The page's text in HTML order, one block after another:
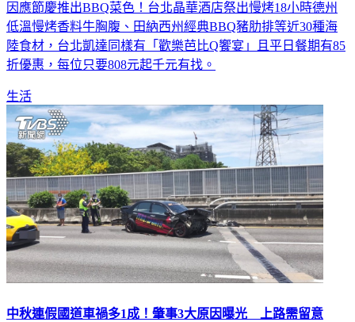
因應節慶推出BBQ菜色！台北晶華酒店祭出慢烤18小時德州
低溫慢烤香料牛胸腹、田納西州經典BBQ豬肋排等近30種海
陸食材，台北凱達同樣有「歡樂芭比Q饗宴」且平日餐期有85
折優惠，每位只要808元起千元有找。
生活
中秋連假國道車禍多1成！肇事3大原因曝光 上路需留意